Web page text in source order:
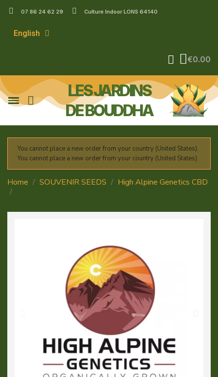
07 86 24 62 29 Culture Indoor LONS 64140
English
€0.00
LES JARDINS
DE BOUDDHA
You cannot place a new order from your country (United States).
You cannot place a new order from your country (United States).
Home SOUVENIR SEEDS
High Alpine Genetics CBD